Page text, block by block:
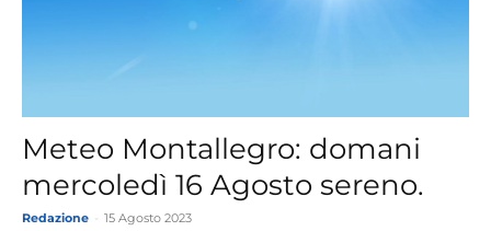
Meteo Montallegro: domani
mercoledì 16 Agosto sereno.
Redazione 15 Agosto 2023